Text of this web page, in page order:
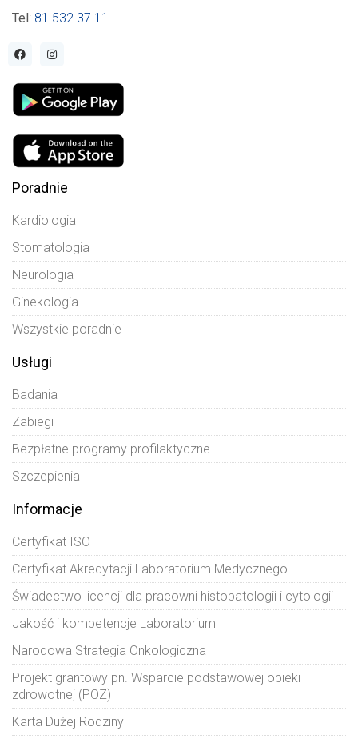
Tel : 81 532 37 11
Poradnie
Kardiologia
Stomatologia
Neurologia
Ginekologia
Wszystkie poradnie
Usługi
Badania
Zabiegi
Bezpłatne programy profilaktyczne
Szczepienia
Informacje
Certyfikat ISO
Certyfikat Akredytacji Laboratorium Medycznego
Świadectwo licencji dla pracowni histopatologii i cytologii
Jakość i kompetencje Laboratorium
Narodowa Strategia Onkologiczna
Projekt grantowy pn. Wsparcie podstawowej opieki
zdrowotnej (POZ)
Karta Dużej Rodziny